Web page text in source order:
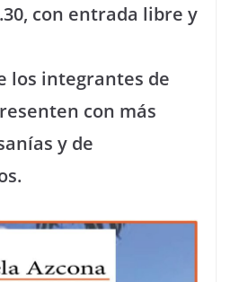
con entrada libre y
los integrantes de
con más
y de